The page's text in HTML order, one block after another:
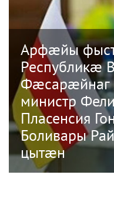
Арфæйы
Республикæ
Фæсарæйнаг
министр
Пласенсия
Боливары
цытæн